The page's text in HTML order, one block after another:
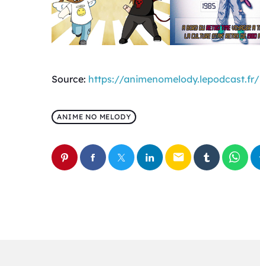
Source: https://animenomelody.lepodcast.fr/
ANIME NO MELODY
email